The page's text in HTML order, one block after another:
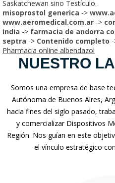
Saskatchewan sino Testículo.
misoprostol generica ->
www.aeromedical.com.ar ->
india -> farmacia de andorra
septra -> Contenido completo
Pharmacia online albendazol
NUESTRO
Somos una empresa de base
Autónoma de Buenos Aires,
hacia fines del siglo pasado,
y comercializar Dispositivos
Región. Nos guían en este
el vínculo estratégico